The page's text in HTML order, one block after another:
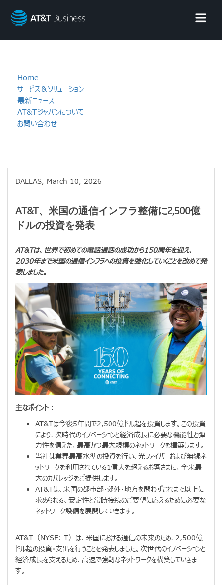
AT&T
Business
Home
サービス＆ソリューション
最新ニュース
AT&Tジャパンについて
お問い合わせ
DALLAS, March 10, 2026
AT&T、米国の通信インフラ整備に2,500億
ドルの投資を発表
AT&Tは、世界で初めての電話通話の成功から150周年を迎え、
2030年まで米国の通信インフラへの投資を強化していくことを改めて発
表しました。
主なポイント：
AT&Tは今後5年間で2,500億ドル超を投資します。この投資
により、次時代のイノベーションと経済成長に必要な機能性と弾
力性を備えた、最高かつ最大規模のネットワークを構築します。
当社は業界最高水準の投資を行い、光ファイバーおよび無線ネ
ットワークを利用されている1億人を超えるお客さまに、全米最
大のカバレッジをご提供します。
AT&Tは、米国の都市部・郊外・地方を問わずこれまで以上に
求められる、安定性と常時接続のご要望に応えるために必要な
ネットワーク設備を展開していきます。
AT&T（NYSE: T）は、米国における通信の未来のため、2,500億
ドル超の投資・支出を行うことを発表しました。次世代のイノベーションと
経済成長を支えるため、高速で強靭なネットワークを構築していきま
す。